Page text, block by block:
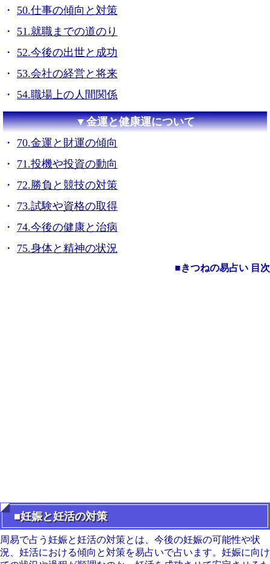
50.仕事の傾向と対策
51.就職までの道のり
52.今後の出世と成功
53.会社の経営と将来
54.職場上の人間関係
▼金運と健康運について
70.金運と財運の傾向
71.投機や投資の動向
72.勝負と競技の対策
73.試験や資格の取得
74.今後の健康と治病
75.身体と精神の状況
■きつねの易占い 目次
■妊娠と妊活の対策
周易で占う妊娠と妊活の対策とは、今後の妊娠の可能性や状
況、妊活における傾向と対策を易占いで占います。妊娠に向け